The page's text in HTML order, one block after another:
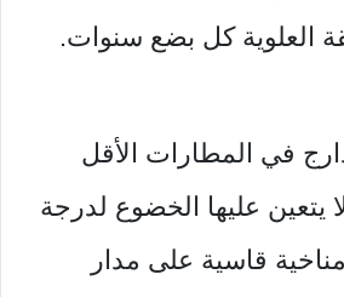
العلوية كل بضع سنوات.
في المطارات الأقل
يتعين عليها الخضوع لدرجة
قاسية على مدار